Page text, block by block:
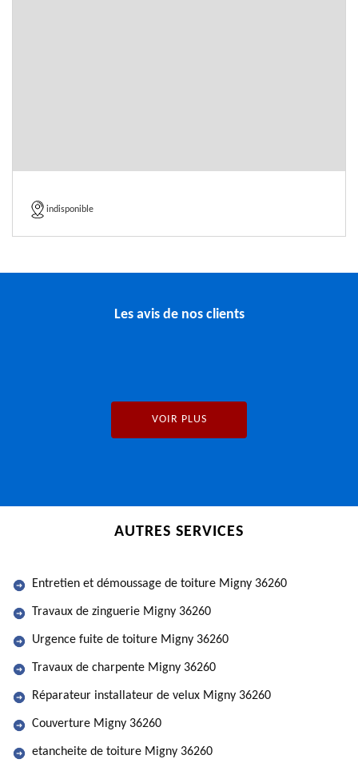
indisponible
Les avis de nos clients
VOIR PLUS
AUTRES SERVICES
Entretien et démoussage de toiture Migny 36260
Travaux de zinguerie Migny 36260
Urgence fuite de toiture Migny 36260
Travaux de charpente Migny 36260
Réparateur installateur de velux Migny 36260
Couverture Migny 36260
etancheite de toiture Migny 36260